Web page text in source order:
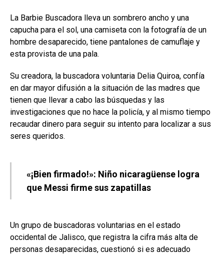
La Barbie Buscadora lleva un sombrero ancho y una
capucha para el sol, una camiseta con la fotografía de un
hombre desaparecido, tiene pantalones de camuflaje y
esta provista de una pala.
Su creadora, la buscadora voluntaria Delia Quiroa, confía
en dar mayor difusión a la situación de las madres que
tienen que llevar a cabo las búsquedas y las
investigaciones que no hace la policía, y al mismo tiempo
recaudar dinero para seguir su intento para localizar a sus
seres queridos.
«¡Bien firmado!»: Niño nicaragüense logra
que Messi firme sus zapatillas
Un grupo de buscadoras voluntarias en el estado
occidental de Jalisco, que registra la cifra más alta de
personas desaparecidas, cuestionó si es adecuado